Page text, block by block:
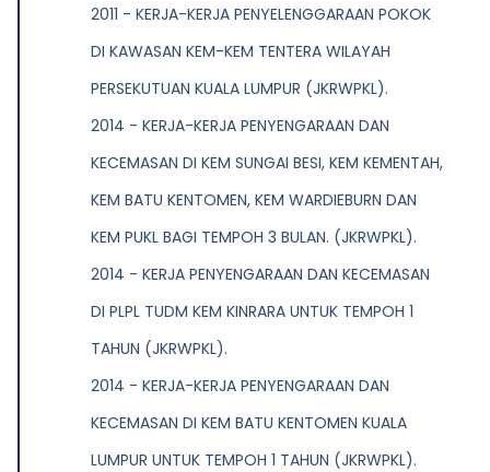
2011 - KERJA-KERJA PENYELENGGARAAN POKOK
DI KAWASAN KEM-KEM TENTERA WILAYAH
PERSEKUTUAN KUALA LUMPUR (JKRWPKL).
2014 - KERJA-KERJA PENYENGARAAN DAN
KECEMASAN DI KEM SUNGAI BESI, KEM KEMENTAH,
KEM BATU KENTOMEN, KEM WARDIEBURN DAN
KEM PUKL BAGI TEMPOH 3 BULAN. (JKRWPKL).
2014 - KERJA PENYENGARAAN DAN KECEMASAN
DI PLPL TUDM KEM KINRARA UNTUK TEMPOH 1
TAHUN (JKRWPKL).
2014 - KERJA-KERJA PENYENGARAAN DAN
KECEMASAN DI KEM BATU KENTOMEN KUALA
LUMPUR UNTUK TEMPOH 1 TAHUN (JKRWPKL).